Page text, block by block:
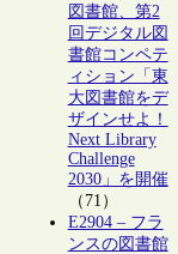
図書館、第2
回デジタル図
書館コンペテ
ィション「東
大図書館をデ
ザインせよ！
Next Library
Challenge
2030」を開催
（71）
E2904 – フラ
ンスの図書館